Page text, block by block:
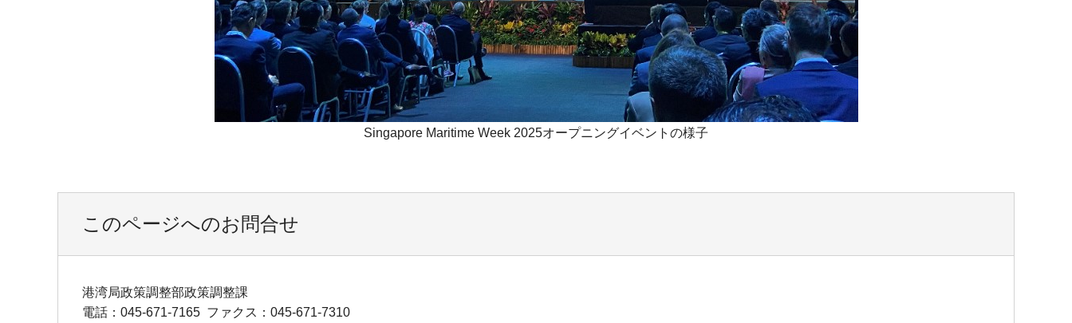
Singapore Maritime Week 2025オープニングイベントの様子
このページへのお問合せ
港湾局政策調整部政策調整課
電話：045-671-7165 ファクス：045-671-7310